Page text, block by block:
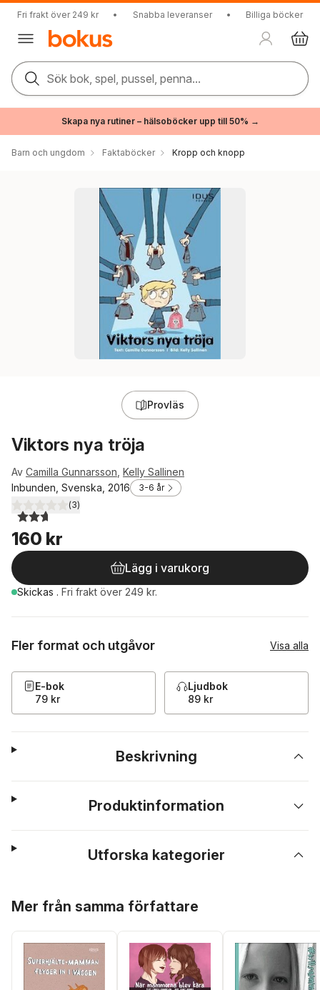
Fri frakt över 249 kr • Snabba leveranser • Billiga böcker
Sök bok, spel, pussel, penna...
Skapa nya rutiner – hälsoböcker upp till 50% →
Barn och ungdom Faktaböcker Kropp och knopp
Provläs
Viktors nya tröja
Av Camilla Gunnarsson Kelly Sallinen
Inbunden, Svenska, 2016
3-6 år
2,7utav 5 stjärnor. Totalt antal röster:
(3)
160 kr
Lägg i varukorg
Skickas . Fri frakt över 249 kr.
Fler format och utgåvor Visa alla
E-bok
79 kr
Ljudbok
89 kr
Beskrivning
Produktinformation
Utforska kategorier
Mer från samma författare